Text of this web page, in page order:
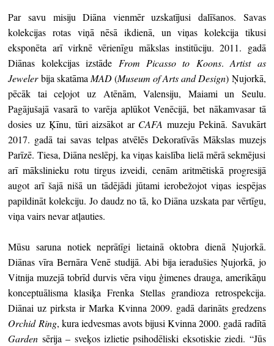
Par savu misiju Diāna vienmēr uzskatījusi dalīšanos. Savas
kolekcijas rotas viņā nēsā ikdienā, un viņas kolekcija tikusi
eksponēta arī virknē vērienīgu mākslas institūciju. 2011. gadā
Diānas kolekcijas izstāde From Picasso to Koons.Artist as
Jewelerbija skatāma MAD(Museum of Arts and Design) Ņujorkā,
pēcāk tai ceļojot uz Atēnām, Valensiju, Maiami un Seulu.
Pagājušajā vasarā to varēja aplūkot Venēcijā, bet nākamvasar tā
dosies uz Ķīnu, tūri aizsākot ar CAFA muzeju Pekinā. Savukārt
2017. gadā tai savas telpas atvēlēs Dekoratīvās Mākslas muzejs
Parīzē. Tiesa, Diāna neslēpj, ka viņas kaislība lielā mērā sekmējusi
arī mākslinieku rotu tirgus izveidi, cenām aritmētiskā progresijā
augot arī šajā nišā un tādējādi jūtami ierobežojot viņas iespējas
papildināt kolekciju. Jo daudz no tā, ko Diāna uzskata par vērtīgu,
viņa vairs nevar atļauties.
Mūsu saruna notiek neprātīgi lietainā oktobra dienā Ņujorkā.
Diānas vīra Bernāra Venē studijā. Abi bija ieradušies Ņujorkā, jo
Vitnija muzejā tobrīd durvis vēra viņu ģimenes drauga, amerikāņu
konceptuālisma klasiķa Frenka Stellas grandioza retrospekcija.
Diānai uz pirksta ir Marka Kvinna 2009. gadā darināts gredzens
Orchid Ring, kura iedvesmas avots bijusi Kvinna 2000. gadā radītā
Garden sērija – sveķos izlietie psihodēliski eksotiskie ziedi. “Jūs